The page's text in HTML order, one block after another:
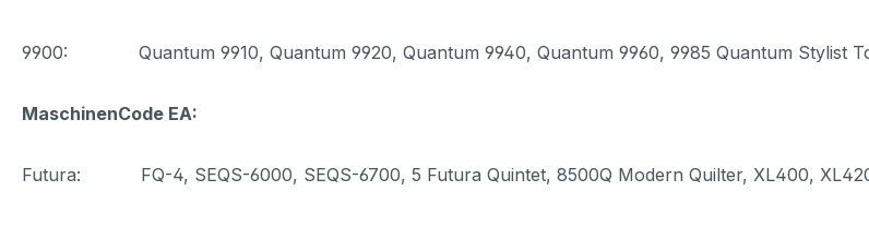
9900: Quantum 9910, Quantum 9920, Quantum 9940, Quantum 9960, 9985 Quantum Stylist
MaschinenCode EA:
Futura: FQ-4, SEQS-6000, SEQS-6700, 5 Futura Quintet, 8500Q Modern Quilter, XL400,